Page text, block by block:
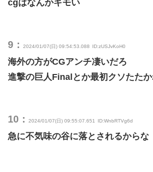
cgはなんかキモい
9： 2024/01/07(日) 09:54:53.088 ID:zUSJvKoH0
海外の方がCGアンチ凄いだろ
進撃の巨人Finalとか最初クソたた
10： 2024/01/07(日) 09:55:07.651 ID:WnbRTVg6d
急に不気味の谷に落とされるからな